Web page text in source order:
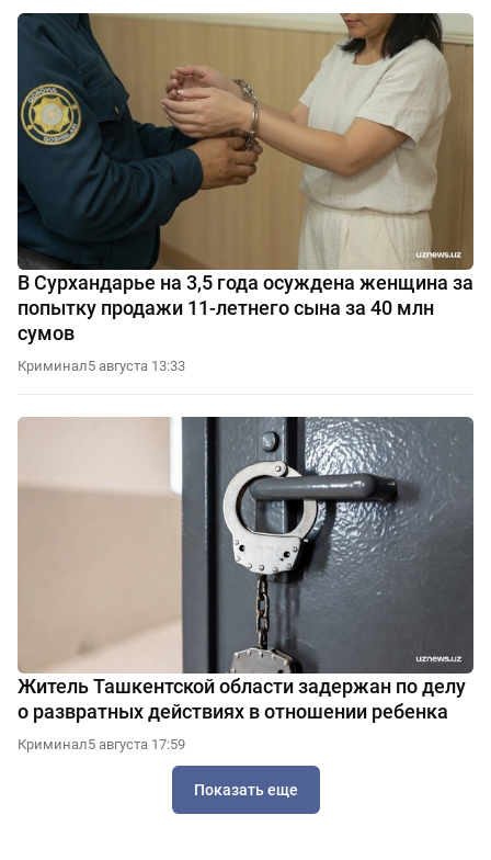
В Сурхандарье на 3,5 года осуждена женщина за
попытку продажи 11-летнего сына за 40 млн
сумов
Криминал5 августа 13:33
Житель Ташкентской области задержан по делу
о развратных действиях в отношении ребенка
Криминал5 августа 17:59
Показать еще